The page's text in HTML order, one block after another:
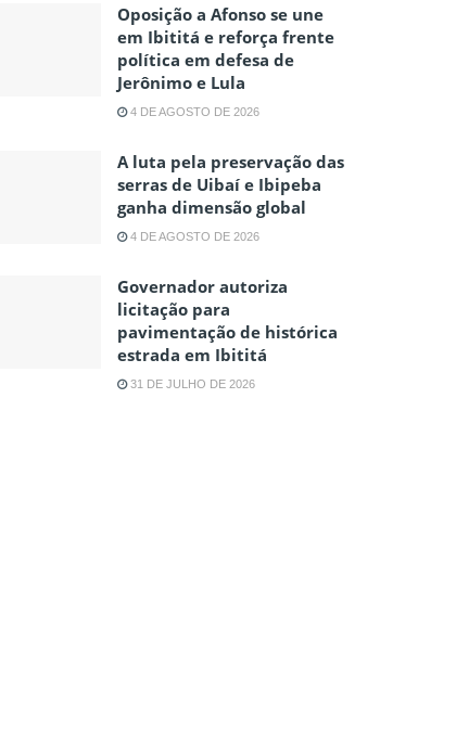
Oposição a Afonso se une
em Ibititá e reforça frente
política em defesa de
Jerônimo e Lula
4 DE AGOSTO DE 2026
A luta pela preservação das
serras de Uibaí e Ibipeba
ganha dimensão global
4 DE AGOSTO DE 2026
Governador autoriza
licitação para
pavimentação de histórica
estrada em Ibititá
31 DE JULHO DE 2026